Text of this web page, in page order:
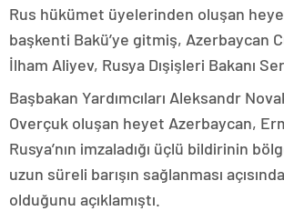
Rus hükümet üyelerinden oluşan
başkenti Bakü’ye gitmiş, Azerbaycan
İlham Aliyev, Rusya Dışişleri Bakanı
Başbakan Yardımcıları Aleksandr
Overçuk oluşan heyet Azerbaycan,
Rusya’nın imzaladığı üçlü bildirinin
uzun süreli barışın sağlanması
olduğunu açıklamıştı.